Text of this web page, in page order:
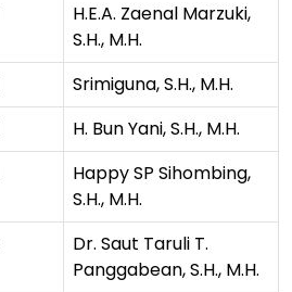
H.E.A. Zaenal Marzuki,
S.H., M.H.
Srimiguna, S.H., M.H.
H. Bun Yani, S.H., M.H.
Happy SP Sihombing,
S.H., M.H.
Dr. Saut Taruli T.
Panggabean, S.H., M.H.